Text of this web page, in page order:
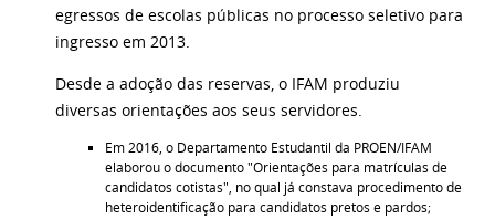
egressos de escolas públicas no processo seletivo para
ingresso em 2013.
Desde a adoção das reservas, o IFAM produziu
diversas orientações aos seus servidores.
Em 2016, o Departamento Estudantil da PROEN/IFAM
elaborou o documento "Orientações para matrículas de
candidatos cotistas", no qual já constava procedimento de
heteroidentificação para candidatos pretos e pardos;